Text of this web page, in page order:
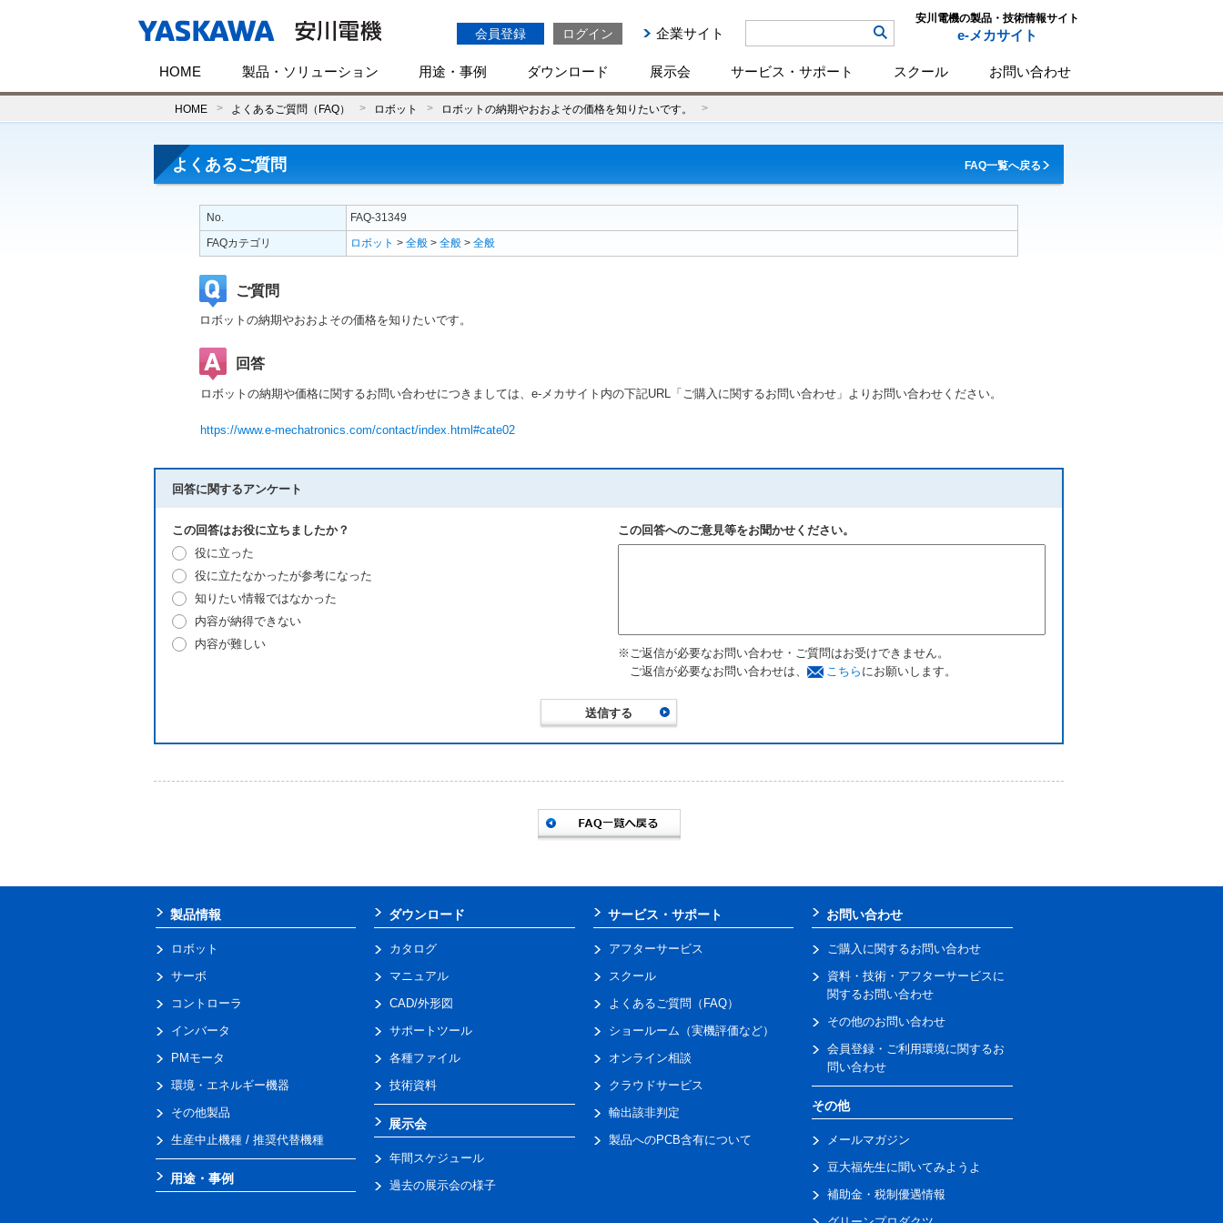
会員登録 ログイン 企業サイト
安川電機の製品・技術情報サイト
e-メカサイト
HOME 製品・ソリューション 用途・事例 ダウンロード 展示会 サービス・サポート スクール お問い合わせ
HOME よくあるご質問（FAQ） ロボット ロボットの納期やおおよその価格を知りたいです。
よくあるご質問 FAQ一覧へ戻る
No.
FAQ-31349
FAQカテゴリ
ロボット > 全般 > 全般 > 全般
ご質問
ロボットの納期やおおよその価格を知りたいです。
回答
ロボットの納期や価格に関するお問い合わせにつきましては、e-メカサイト内の下記URL「ご購入に関するお問い合わせ」よりお問い合わせください。
https://www.e-mechatronics.com/contact/index.html#cate02
回答に関するアンケート
この回答はお役に立ちましたか？
役に立った
役に立たなかったが参考になった
知りたい情報ではなかった
内容が納得できない
内容が難しい
この回答へのご意見等をお聞かせください。
※ご返信が必要なお問い合わせ・ご質問はお受けできません。
ご返信が必要なお問い合わせは、
こちら にお願いします。
製品情報
ロボット
サーボ
コントローラ
インバータ
PMモータ
環境・エネルギー機器
その他製品
生産中止機種 / 推奨代替機種
用途・事例
ダウンロード
カタログ
マニュアル
CAD/外形図
サポートツール
各種ファイル
技術資料
展示会
年間スケジュール
過去の展示会の様子
サービス・サポート
アフターサービス
スクール
よくあるご質問（FAQ）
ショールーム（実機評価など）
オンライン相談
クラウドサービス
輸出該非判定
製品へのPCB含有について
お問い合わせ
ご購入に関するお問い合わせ
資料・技術・アフターサービスに
関するお問い合わせ
その他のお問い合わせ
会員登録・ご利用環境に関するお
問い合わせ
その他
メールマガジン
豆大福先生に聞いてみようよ
補助金・税制優遇情報